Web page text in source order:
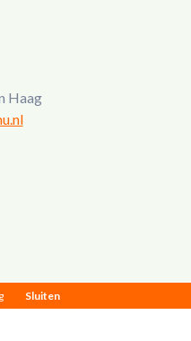
Haag
Sluiten